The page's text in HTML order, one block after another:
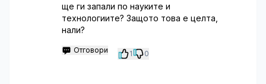
ще ги запали по науките и
технологиите? Защото това е целта,
нали?
Отговори 1 0